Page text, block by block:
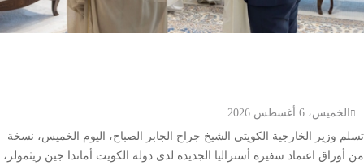
الخميس، 6 أغسطس 2026
تسلم وزير الخارجية الكويتي الشيخ جراح الجابر الصباح، اليوم الخميس، نسخة
من أوراق اعتماد سفيرة أستراليا الجديدة لدى دولة الكويت أماندا جين ريثمولر،